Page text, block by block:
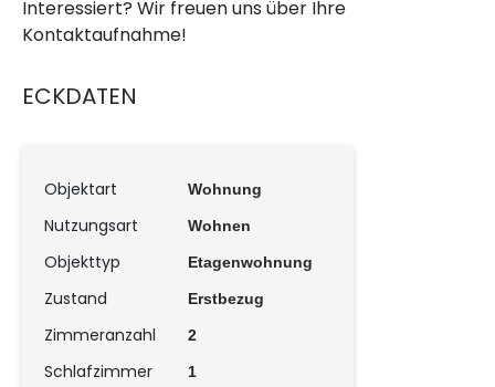
Interessiert? Wir freuen uns über Ihre
Kontaktaufnahme!
ECKDATEN
Objektart Wohnung
Nutzungsart Wohnen
Objekttyp Etagenwohnung
Zustand Erstbezug
Zimmeranzahl 2
Schlafzimmer 1